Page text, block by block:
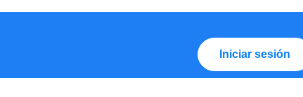
Iniciar sesión